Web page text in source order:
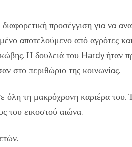
προσέγγιση για να
αποτελούμενο από αγρότες
Η δουλειά του Hardy ήταν
στο περιθώριο της κοινωνίας.
τη μακρόχρονη καριέρα του.
του εικοστού αιώνα.